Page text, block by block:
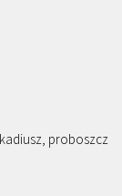
proboszcz